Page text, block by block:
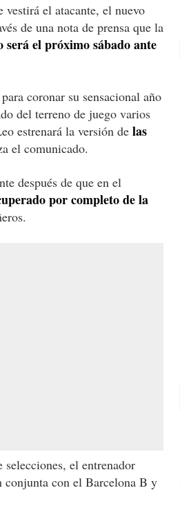
vestirá el atacante, el nuevo
de una nota de prensa que la
el próximo sábado ante
coronar su sensacional año
del terreno de juego varios
estrenará la versión de las
el comunicado.
después de que en el
por completo de la
selecciones, el entrenador
conjunta con el Barcelona B y